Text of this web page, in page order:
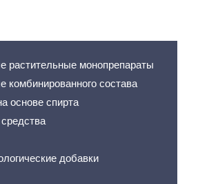
растительные монопрепараты
комбинированного состава
основе спирта
добавки